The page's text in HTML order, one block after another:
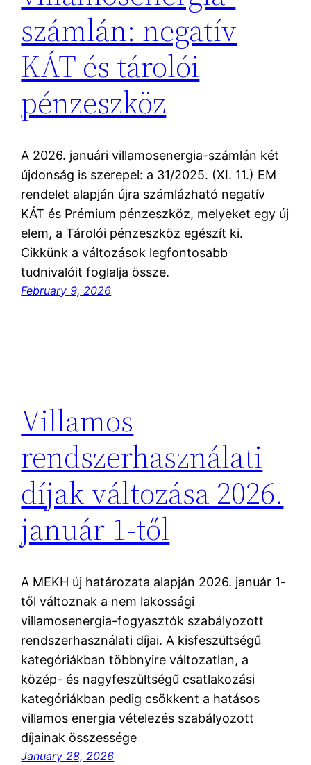
számlán: negatív
KÁT és tárolói
pénzeszköz
A 2026. januári villamosenergia-számlán két
újdonság is szerepel: a 31/2025. (XI. 11.) EM
rendelet alapján újra számlázható negatív
KÁT és Prémium pénzeszköz, melyeket egy új
elem, a Tárolói pénzeszköz egészít ki.
Cikkünk a változások legfontosabb
tudnivalóit foglalja össze.
February 9, 2026
Villamos
rendszerhasználati
díjak változása 2026.
január 1-től
A MEKH új határozata alapján 2026. január 1-
től változnak a nem lakossági
villamosenergia-fogyasztók szabályozott
rendszerhasználati díjai. A kisfeszültségű
kategóriákban többnyire változatlan, a
közép- és nagyfeszültségű csatlakozási
kategóriákban pedig csökkent a hatásos
villamos energia vételezés szabályozott
díjainak összessége
January 28, 2026